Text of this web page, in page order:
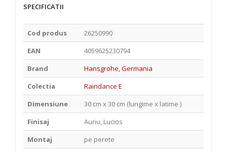
SPECIFICATII
Cod produs
26250990
EAN
4059625230794
Brand
Hansgrohe, Germania
Colectia
Raindance E
Dimensiune
30 cm x 30 cm (lungime x latime )
Finisaj
Auriu, Lucios
Montaj
pe perete